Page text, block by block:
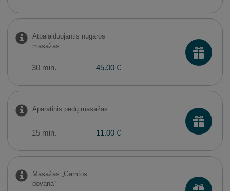
Atpalaiduojantis nugaros
masažas
30 min. 45.00 €
Aparatinis pėdų masažas
15 min. 11.00 €
Masažas „Gamtos
dovana“